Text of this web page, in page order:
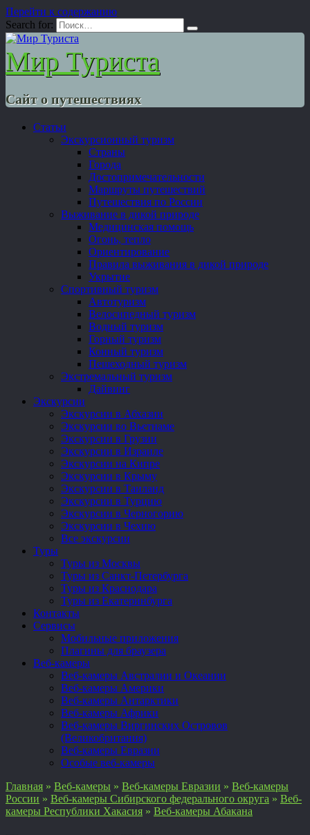
Перейти к содержанию
Search for:
Мир Туриста
Сайт о путешествиях
Статьи
Экскурсионный туризм
Страны
Города
Достопримечательности
Маршруты путешествий
Путешествия по России
Выживание в дикой природе
Медицинская помощь
Огонь, тепло
Ориентирование
Правила выживания в дикой природе
Укрытие
Спортивный туризм
Автотуризм
Велосипедный туризм
Водный туризм
Горный туризм
Конный туризм
Пешеходный туризм
Экстремальный туризм
Дайвинг
Экскурсии
Экскурсии в Абхазии
Экскурсии во Вьетнаме
Экскурсии в Грузии
Экскурсии в Израиле
Экскурсии на Кипре
Экскурсии в Крыму
Экскурсии в Таиланд
Экскурсии в Турцию
Экскурсии в Черногорию
Экскурсии в Чехию
Все экскурсии
Туры
Туры из Москвы
Туры из Санкт-Петербурга
Туры из Краснодара
Туры из Екатеринбурга
Контакты
Сервисы
Мобильные приложения
Плагины для браузера
Веб-камеры
Веб-камеры Австралии и Океании
Веб-камеры Америки
Веб-камеры Антарктики
Веб-камеры Африки
Веб-камеры Виргинских Островов
(Великобритания)
Веб-камеры Евразии
Особые веб-камеры
Главная » Веб-камеры » Веб-камеры Евразии » Веб-камеры
России » Веб-камеры Сибирского федерального округа » Веб-
камеры Республики Хакасия » Веб-камеры Абакана